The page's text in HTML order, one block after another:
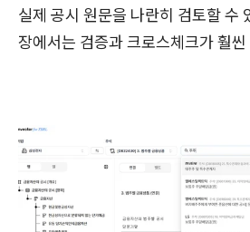
실제 공시 원문을 나란히 검토할 수
장에서는 검증과 크로스체크가 훨